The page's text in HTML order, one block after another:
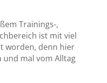
Trainings-,
ist mit viel
worden, denn hier
mal vom Alltag